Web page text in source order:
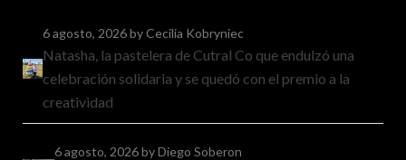
6 agosto, 2026by Cecilia Kobryniec
Natasha, la pastelera de Cutral Co que endulzó una
celebración solidaria y se quedó con el premio a la
creatividad
6 agosto, 2026by Diego Soberon